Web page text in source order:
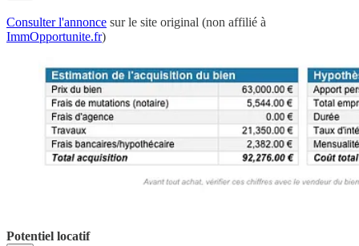
Consulter l'annonce sur le site original (non affilié à
ImmOpportunite.fr)
Potentiel locatif